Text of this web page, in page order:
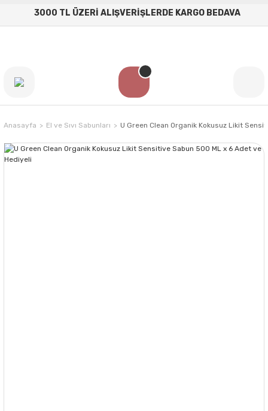
3000 TL ÜZERİ ALIŞVERİŞLERDE KARGO BEDAVA
Anasayfa El ve Sıvı Sabunları U Green Clean Organik Kokusuz Likit